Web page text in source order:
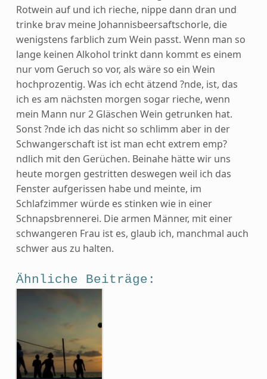
Rotwein auf und ich rieche, nippe dann dran und
trinke brav meine Johannisbeersaftschorle, die
wenigstens farblich zum Wein passt. Wenn man so
lange keinen Alkohol trinkt dann kommt es einem
nur vom Geruch so vor, als wäre so ein Wein
hochprozentig. Was ich echt ätzend ?nde, ist, das
ich es am nächsten morgen sogar rieche, wenn
mein Mann nur 2 Gläschen Wein getrunken hat.
Sonst ?nde ich das nicht so schlimm aber in der
Schwangerschaft ist ist man echt extrem emp?
ndlich mit den Gerüchen. Beinahe hätte wir uns
heute morgen gestritten deswegen weil ich das
Fenster aufgerissen habe und meinte, im
Schlafzimmer würde es stinken wie in einer
Schnapsbrennerei. Die armen Männer, mit einer
schwangeren Frau ist es, glaub ich, manchmal auch
schwer aus zu halten.
Ähnliche Beiträge: